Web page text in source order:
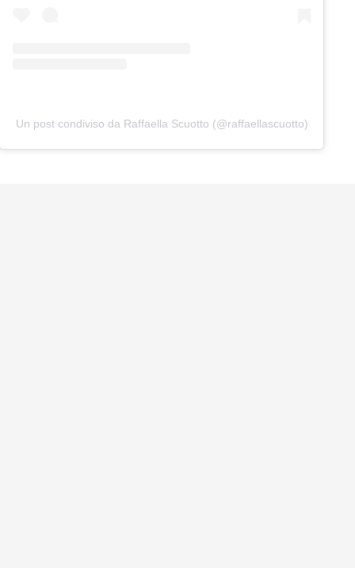
Un post condiviso da Raffaella Scuotto (@raffaellascuotto)